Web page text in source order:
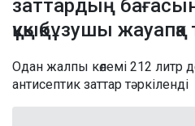
заттардың
құқықбұзушы
Одан жалпы көлемі 212 литр
антисептик заттар тәркіленді